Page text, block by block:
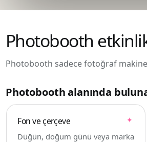
Photobooth
Photobooth sadece fotoğraf
Photobooth alanında
Fon ve çerçeve
Düğün, doğum günü veya marka